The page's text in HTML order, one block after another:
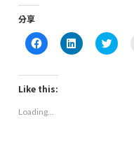
分享
Click
to
Facebook
(Opens
in
window)
Click
to
Click
to
Like this:
Loading...